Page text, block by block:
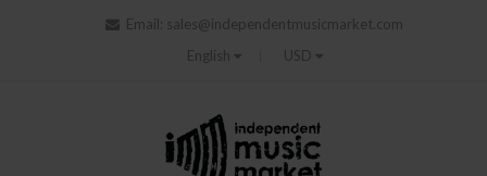
Email:
sales@independentmusicmarket.com
English
USD